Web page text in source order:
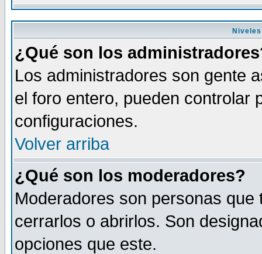
¿Qué son los
Los administradores son gente
el foro entero, pueden controlar
configuraciones.
Volver arriba
¿Qué son los moderadores?
Moderadores son personas
cerrarlos o abrirlos. Son
opciones que este.